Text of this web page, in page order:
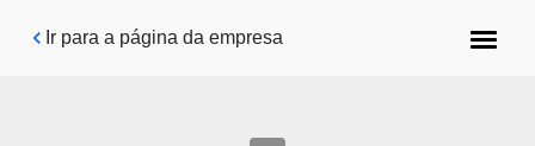
Pular para o conteúdo principal
Ir para a página da empresa